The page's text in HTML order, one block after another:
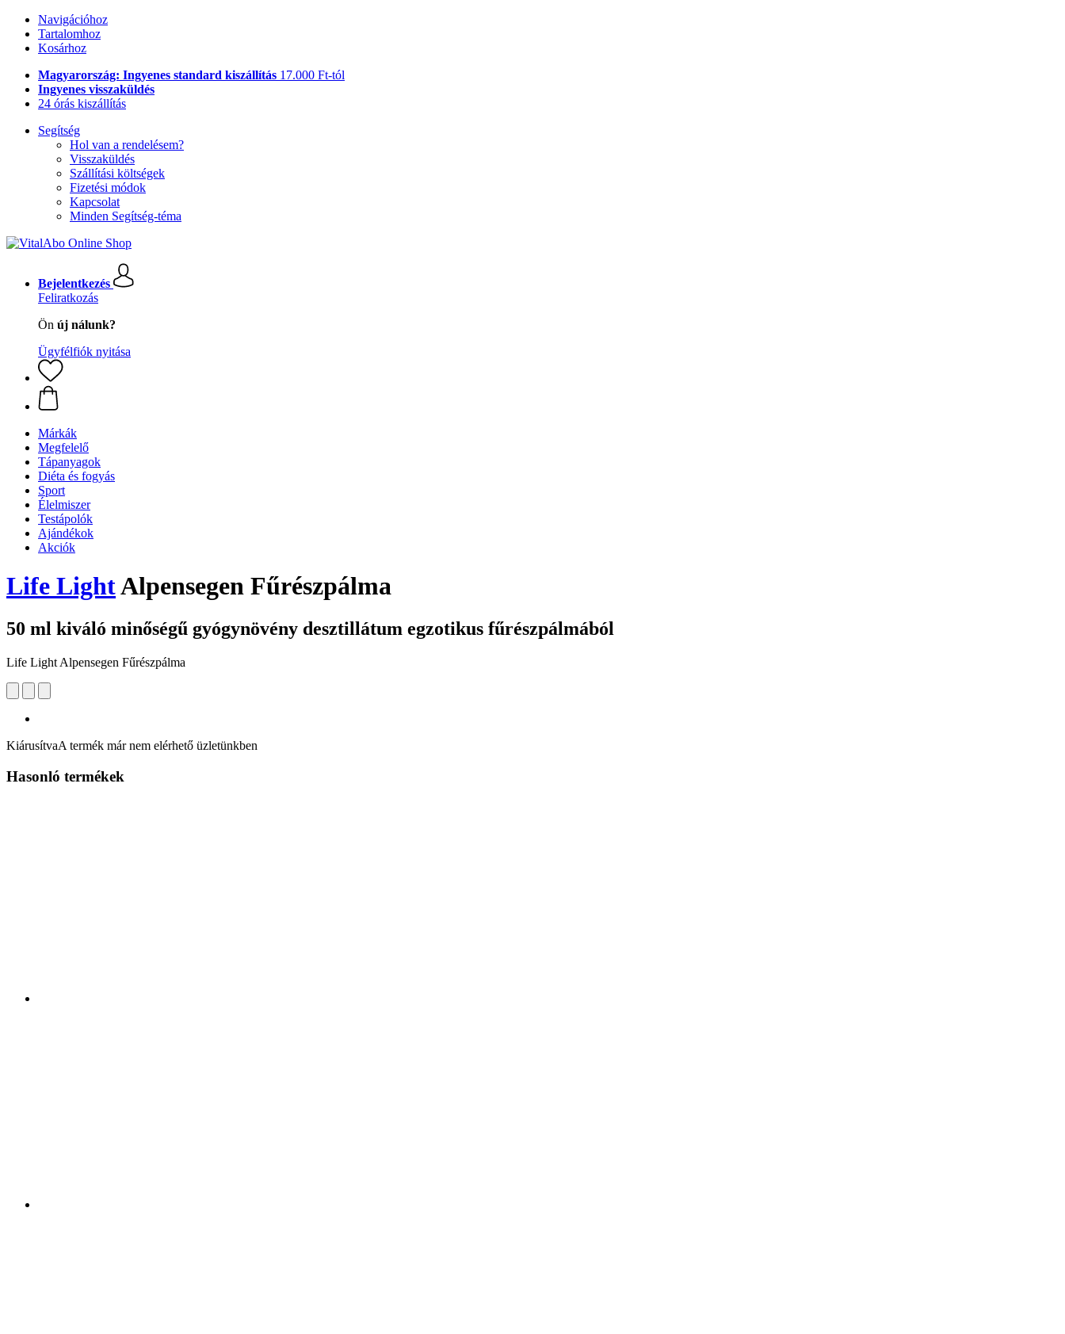
Navigációhoz
Tartalomhoz
Kosárhoz
Magyarország: Ingyenes standard kiszállítás 17.000 Ft-tól
Ingyenes visszaküldés
24 órás kiszállítás
Segítség
Hol van a rendelésem?
Visszaküldés
Szállítási költségek
Fizetési módok
Kapcsolat
Minden Segítség-téma
Bejelentkezés
Feliratkozás
Ön új nálunk?
Ügyfélfiók nyitása
Márkák
Megfelelő
Tápanyagok
Diéta és fogyás
Sport
Élelmiszer
Testápolók
Ajándékok
Akciók
Life LightAlpensegen Fűrészpálma
50 ml kiváló minőségű gyógynövény desztillátum egzotikus fűrészpálmából
Life Light Alpensegen Fűrészpálma
KiárusítvaA termék már nem elérhető üzletünkben
Hasonló termékek